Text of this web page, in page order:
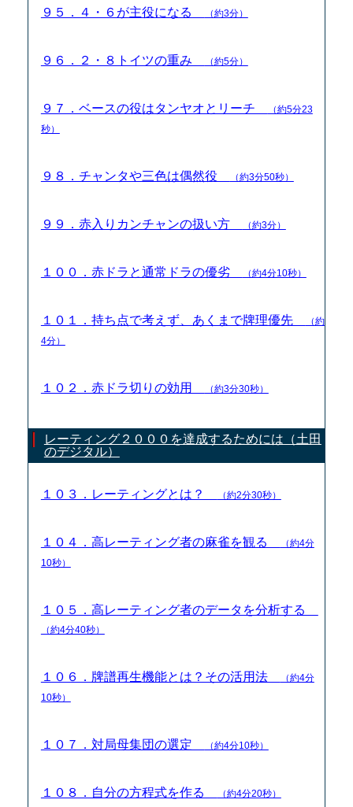
９５．４・６が主役になる （約3分）
９６．２・８トイツの重み （約5分）
９７．ベースの役はタンヤオとリーチ
（約5分23
秒）
９８．チャンタや三色は偶然役 （約3分50秒）
９９．赤入りカンチャンの扱い方 （約3分）
１００．赤ドラと通常ドラの優劣 （約4分10秒）
１０１．持ち点で考えず、あくまで牌理優先
（約
4分）
１０２．赤ドラ切りの効用 （約3分30秒）
レーティング２０００を達成するためには（土田
のデジタル）
１０３．レーティングとは？ （約2分30秒）
１０４．高レーティング者の麻雀を観る
（約4分
10秒）
１０５．高レーティング者のデータを分析する
（約4分40秒）
１０６．牌譜再生機能とは？その活用法
（約4分
10秒）
１０７．対局母集団の選定 （約4分10秒）
１０８．自分の方程式を作る （約4分20秒）